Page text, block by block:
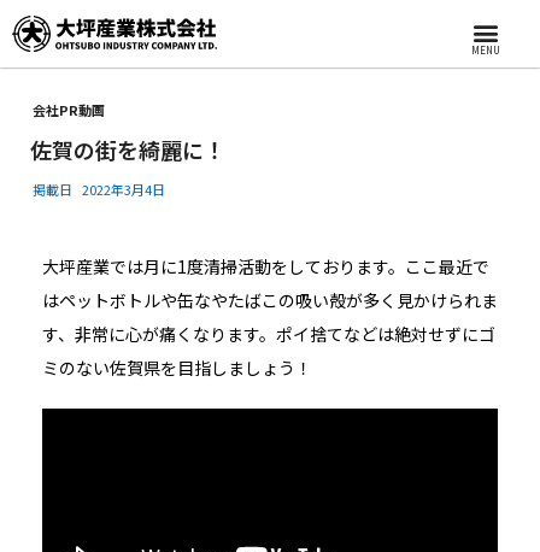
MENU
会社PR動画
佐賀の街を綺麗に！
掲載日 2022年3月4日
大坪産業では月に1度清掃活動をしております。ここ最近で
はペットボトルや缶なやたばこの吸い殻が多く見かけられま
す、非常に心が痛くなります。ポイ捨てなどは絶対せずにゴ
ミのない佐賀県を目指しましょう！